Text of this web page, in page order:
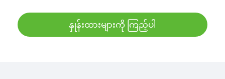
နှုန်းထားများကို ကြည့်ပါ